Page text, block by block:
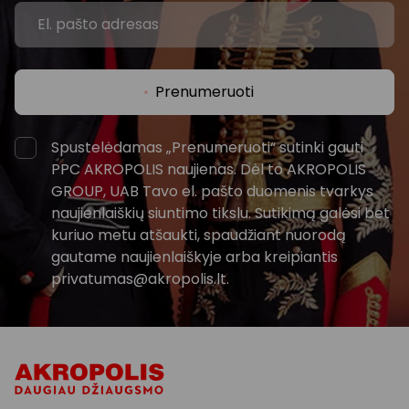
Prenumeruoti
Spustelėdamas „Prenumeruoti“ sutinki gauti
PPC AKROPOLIS naujienas. Dėl to AKROPOLIS
GROUP, UAB Tavo el. pašto duomenis tvarkys
naujienlaiškių siuntimo tikslu. Sutikimą galėsi bet
kuriuo metu atšaukti, spaudžiant nuorodą
gautame naujienlaiškyje arba kreipiantis
privatumas@akropolis.lt.